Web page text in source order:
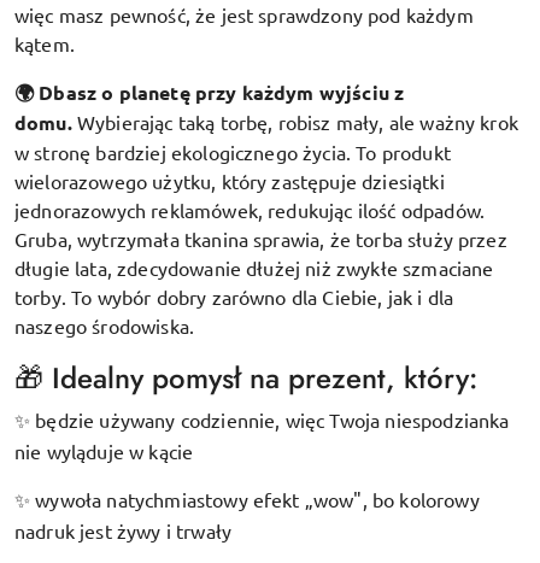
więc masz pewność, że jest sprawdzony pod każdym
kątem.
🌍 Dbasz o planetę przy każdym wyjściu z
domu. Wybierając taką torbę, robisz mały, ale ważny krok
w stronę bardziej ekologicznego życia. To produkt
wielorazowego użytku, który zastępuje dziesiątki
jednorazowych reklamówek, redukując ilość odpadów.
Gruba, wytrzymała tkanina sprawia, że torba służy przez
długie lata, zdecydowanie dłużej niż zwykłe szmaciane
torby. To wybór dobry zarówno dla Ciebie, jak i dla
naszego środowiska.
🎁 Idealny pomysł na prezent, który:
✨ będzie używany codziennie, więc Twoja niespodzianka
nie wyląduje w kącie
✨ wywoła natychmiastowy efekt „wow", bo kolorowy
nadruk jest żywy i trwały